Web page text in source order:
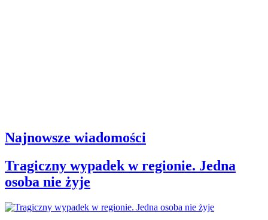
Najnowsze wiadomości
Tragiczny wypadek w regionie. Jedna
osoba nie żyje